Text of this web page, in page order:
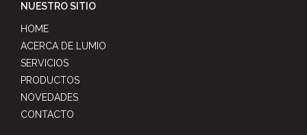
NUESTRO SITIO
HOME
ACERCA DE LUMIO
SERVICIOS
PRODUCTOS
NOVEDADES
CONTACTO